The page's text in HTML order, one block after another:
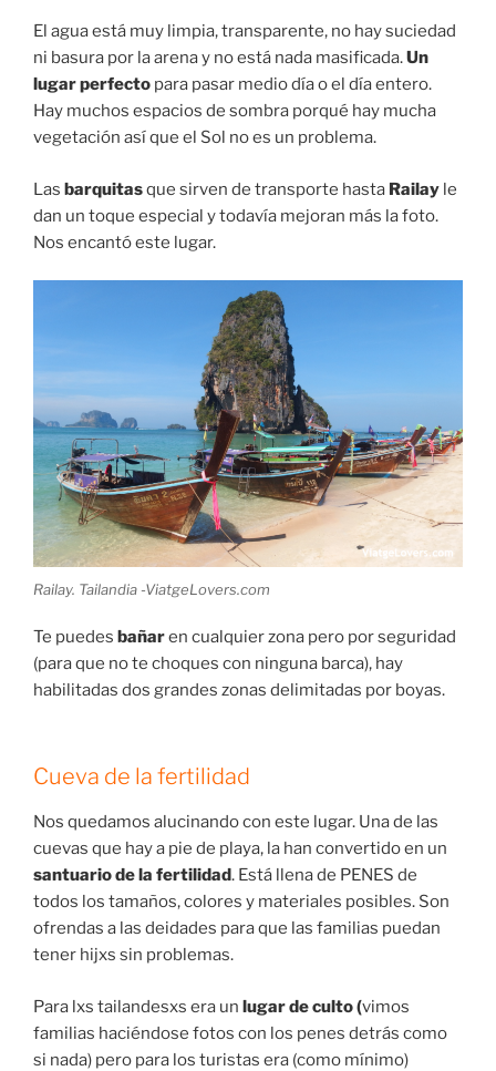
El agua está muy limpia, transparente, no hay suciedad
ni basura por la arena y no está nada masificada.Un
lugar perfecto para pasar medio día o el día entero.
Hay muchos espacios de sombra porqué hay mucha
vegetación así que el Sol no es un problema.
Las barquitasque sirven de transporte hasta Railay le
dan un toque especial y todavía mejoran más la foto.
Nos encantó este lugar.
Railay. Tailandia -ViatgeLovers.com
Te puedes bañaren cualquier zona pero por seguridad
(para que no te choques con ninguna barca), hay
habilitadas dos grandes zonas delimitadas por boyas.
Cueva de la fertilidad
Nos quedamos alucinando con este lugar. Una de las
cuevas que hay a pie de playa, la han convertido en un
santuario de la fertilidad. Está llena de PENES de
todos los tamaños, colores y materiales posibles. Son
ofrendas a las deidades para que las familias puedan
tener hijxs sin problemas.
Para lxs tailandesxs era un lugar de culto (vimos
familias haciéndose fotos con los penes detrás como
si nada) pero para los turistas era (como mínimo)